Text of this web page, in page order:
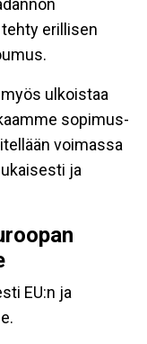
erillisen
ulkoistaa
sopimus-
voimassa
ja
EU:n ja